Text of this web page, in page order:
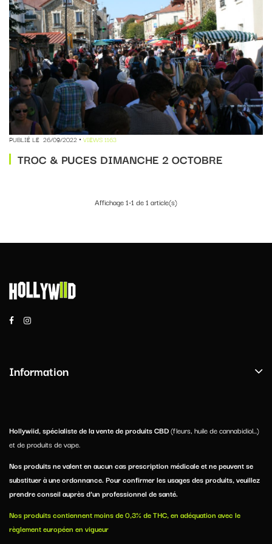
PUBLIÉ LE 26/09/2022 VIEWS 1163
TROC & PUCES DIMANCHE 2 OCTOBRE
Affichage 1-1 de 1 article(s)
Information
Hollywiid, spécialiste de la vente de produits CBD(fleurs, huile de cannabidiol...)
et de produits de vape.
Nos produits ne valent en aucun cas prescription médicale et ne peuvent se
substituer à une ordonnance. Pour confirmer les usages des produits, veuillez
prendre conseil auprès d’un professionnel de santé.
Nos produits contiennent moins de 0,3% de THC, en adéquation avec le
règlement européen en vigueur